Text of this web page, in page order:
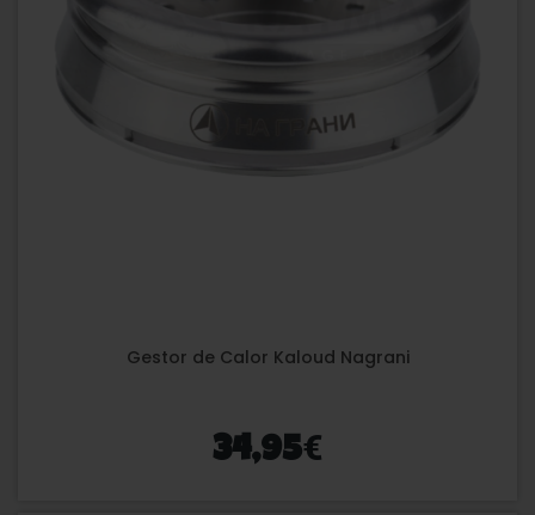
Gestor de Calor Kaloud Nagrani
34,95€